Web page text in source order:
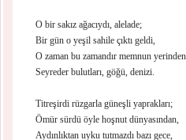
O bir sakız ağacıydı, alelade;
Bir gün o yeşil sahile çıktı geldi,
O zaman bu zamandır memnun
Seyreder bulutları, göğü, denizi.
Titreşirdi rüzgarla güneşli yaprakları;
Ömür sürdü öyle hoşnut dünyasından,
Aydınlıktan uyku tutmazdı bazı gece,